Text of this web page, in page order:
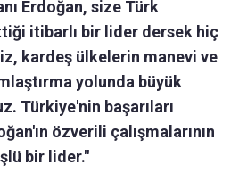
Erdoğan, size Türk
itibarlı bir lider dersek hiç
kardeş ülkelerin manevi ve
yolunda büyük
Türkiye'nin başarıları
özverili çalışmalarının
bir lider."